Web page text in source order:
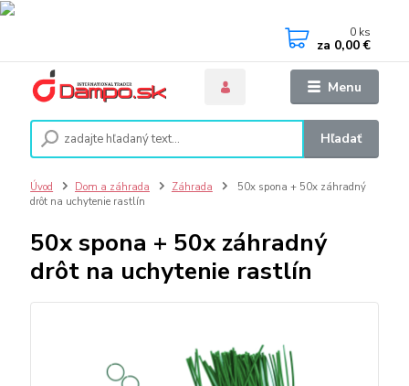
Menu
Hľadať
0 ks
za 0,00 €
Úvod Dom a záhrada Záhrada
50x spona + 50x záhradný
drôt na uchytenie rastlín
50x spona + 50x záhradný
drôt na uchytenie rastlín